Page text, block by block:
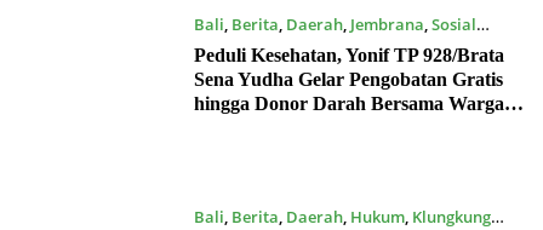
Bali, Berita, Daerah, Jembrana,Sosial
17/07/2026
Peduli Kesehatan, Yonif TP 928/Brata
Sena Yudha Gelar Pengobatan Gratis
hingga Donor Darah Bersama Warga
Bali, Berita, Daerah, Hukum, Klungkung